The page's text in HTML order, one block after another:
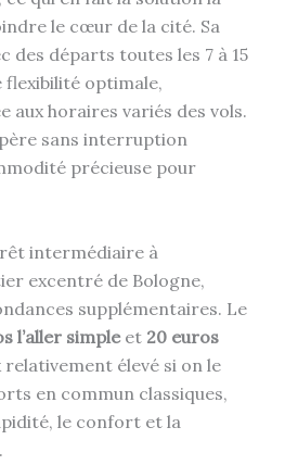
le cœur de la cité. Sa
des départs toutes les 7 à 15
optimale,
aux horaires variés des vols.
sans interruption
précieuse pour
intermédiaire à
excentré de Bologne,
supplémentaires. Le
l’aller simpleet 20 euros
relativement élevé si on le
en commun classiques,
le confort et la